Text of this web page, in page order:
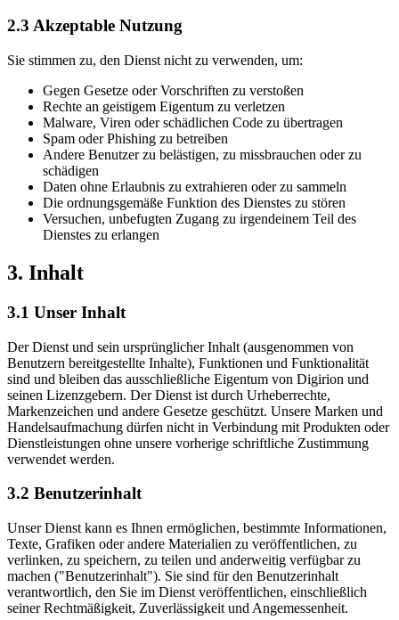
2.3 Akzeptable Nutzung
Sie stimmen zu, den Dienst nicht zu verwenden, um:
Gegen Gesetze oder Vorschriften zu verstoßen
Rechte an geistigem Eigentum zu verletzen
Malware, Viren oder schädlichen Code zu übertragen
Spam oder Phishing zu betreiben
Andere Benutzer zu belästigen, zu missbrauchen oder zu
schädigen
Daten ohne Erlaubnis zu extrahieren oder zu sammeln
Die ordnungsgemäße Funktion des Dienstes zu stören
Versuchen, unbefugten Zugang zu irgendeinem Teil des
Dienstes zu erlangen
3. Inhalt
3.1 Unser Inhalt
Der Dienst und sein ursprünglicher Inhalt (ausgenommen von
Benutzern bereitgestellte Inhalte), Funktionen und Funktionalität
sind und bleiben das ausschließliche Eigentum von Digirion und
seinen Lizenzgebern. Der Dienst ist durch Urheberrechte,
Markenzeichen und andere Gesetze geschützt. Unsere Marken und
Handelsaufmachung dürfen nicht in Verbindung mit Produkten oder
Dienstleistungen ohne unsere vorherige schriftliche Zustimmung
verwendet werden.
3.2 Benutzerinhalt
Unser Dienst kann es Ihnen ermöglichen, bestimmte Informationen,
Texte, Grafiken oder andere Materialien zu veröffentlichen, zu
verlinken, zu speichern, zu teilen und anderweitig verfügbar zu
machen ("Benutzerinhalt"). Sie sind für den Benutzerinhalt
verantwortlich, den Sie im Dienst veröffentlichen, einschließlich
seiner Rechtmäßigkeit, Zuverlässigkeit und Angemessenheit.